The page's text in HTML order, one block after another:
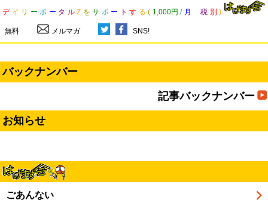
デ イ リ ー ポ ー タ ル Z を サ ポ ー ト す る ( 1,000円 / 月 税 別 )
無料 メルマガ SNS!
バックナンバー
記事バックナンバー
お知らせ
ごあんない